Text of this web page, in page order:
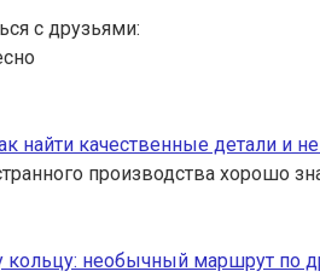
с друзьями:
найти качественные детали и
производства хорошо
необычный маршрут по